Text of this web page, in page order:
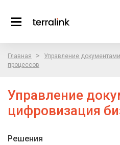
Главная >
Управление
процессов
Управление
цифровизация
Решения